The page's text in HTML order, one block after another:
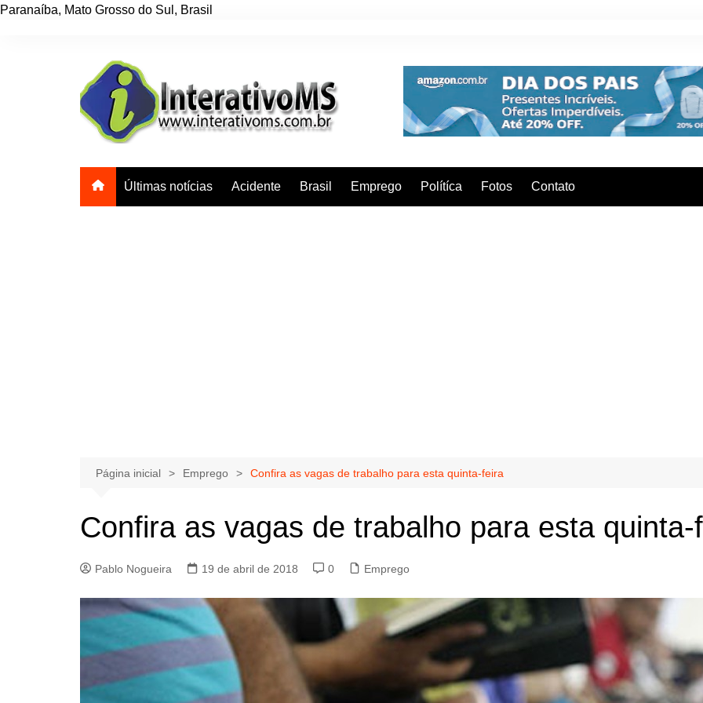
Paranaíba, Mato Grosso do Sul , Brasil
Últimas notícias Acidente Brasil Emprego Polítíca Fotos Contato
Página inicial Emprego Confira as vagas de trabalho para esta quinta-feira
Confira as vagas de trabalho para esta quinta-
Pablo Nogueira 19 de abril de 2018 0 Emprego